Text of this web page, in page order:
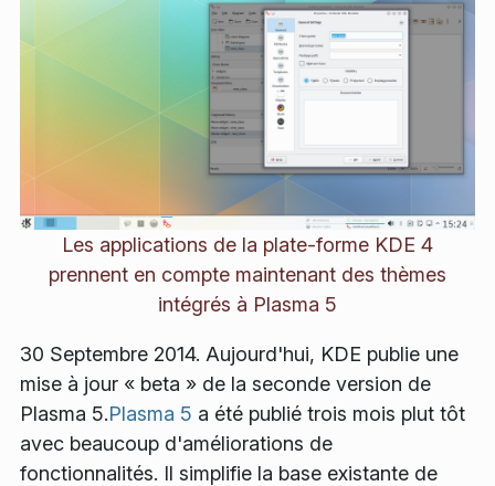
Les applications de la plate-forme KDE 4
prennent en compte maintenant des thèmes
intégrés à Plasma 5
30 Septembre 2014. Aujourd'hui, KDE publie une
mise à jour « beta » de la seconde version de
Plasma 5.Plasma 5 a été publié trois mois plut tôt
avec beaucoup d'améliorations de
fonctionnalités. Il simplifie la base existante de